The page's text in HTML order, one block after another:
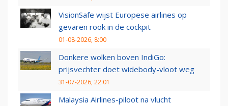
VisionSafe wijst Europese airlines op
gevaren rook in de cockpit
01-08-2026, 8:00
Donkere wolken boven IndiGo:
prijsvechter doet widebody-vloot weg
31-07-2026, 22:01
Malaysia Airlines-piloot na vlucht